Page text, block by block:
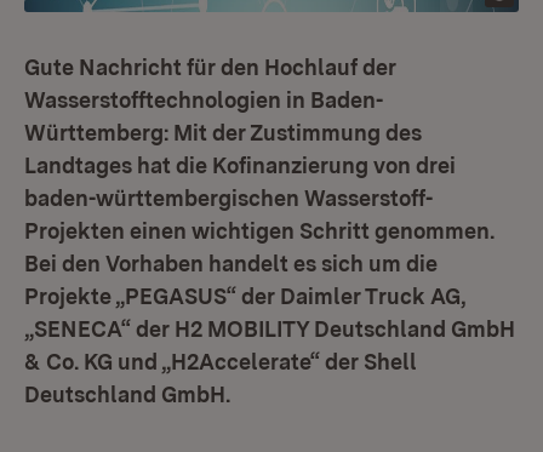
Gute Nachricht für den Hochlauf der
Wasserstofftechnologien in Baden-
Württemberg: Mit der Zustimmung des
Landtages hat die Kofinanzierung von drei
baden-württembergischen Wasserstoff-
Projekten einen wichtigen Schritt genommen.
Bei den Vorhaben handelt es sich um die
Projekte „PEGASUS“ der Daimler Truck AG,
„SENECA“ der H2 MOBILITY Deutschland GmbH
& Co. KG und „H2Accelerate“ der Shell
Deutschland GmbH.